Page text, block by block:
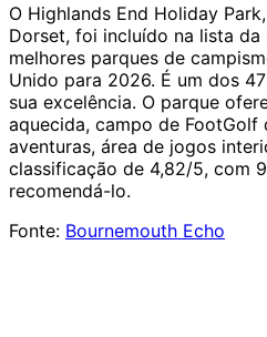
O Highlands End Holiday
Dorset, foi incluído na lista da
melhores parques de
Unido para 2026. É um dos
sua excelência. O parque
aquecida, campo de FootGolf
aventuras, área de jogos
classificação de 4,82/5, com
recomendá-lo.
Fonte: Bournemouth Echo